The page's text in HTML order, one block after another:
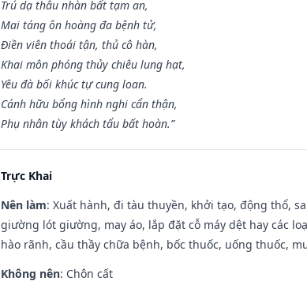
Trú dạ thâu nhàn bất tạm an,
Mai táng ôn hoàng đa bệnh tử,
Điền viên thoái tận, thủ cô hàn,
Khai môn phóng thủy chiêu lung hạt,
Yêu đà bối khúc tự cung loan.
Cánh hữu bổng hình nghi cẩn thận,
Phụ nhân tùy khách tẩu bất hoàn.”
Trực Khai
Nên làm: Xuất hành, đi tàu thuyền, khởi tạo, động thổ,
giường lót giường, may áo, lắp đặt cỗ máy dệt hay các
hào rãnh, cầu thầy chữa bệnh, bốc thuốc, uống thuốc,
Không nên: Chôn cất